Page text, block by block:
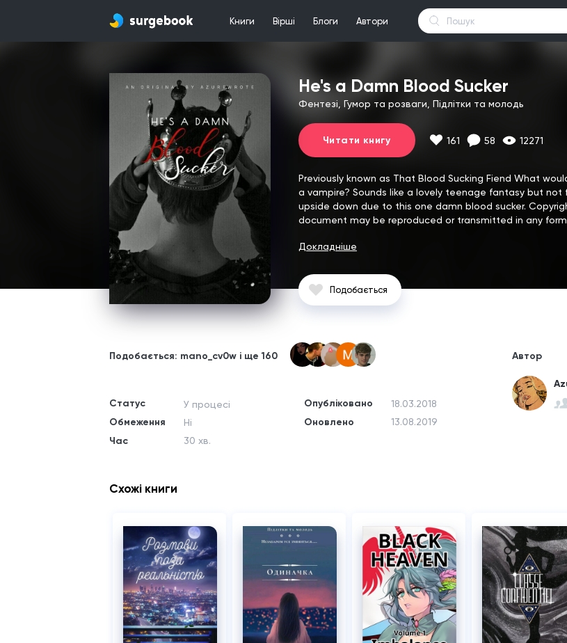
Книги Вірші Блоги Автори
He's a Damn Blood Sucker
Фентезі, Гумор та розваги, Підлітки та молодь
Читати книгу 161 58 12271
Previously known as That Blood Sucking Fiend What
a vampire? Sounds like a lovely teenage fantasy but
upside down due to this one damn blood sucker.
document may be reproduced or transmitted in any form
Докладніше
Подобається
Подобається: mano_cv0w і ще 160
Статус
Обмеження
Час
У процесі
Ні
30 хв.
Опубліковано
Оновлено
18.03.2018
13.08.2019
Автор
Схожі книги